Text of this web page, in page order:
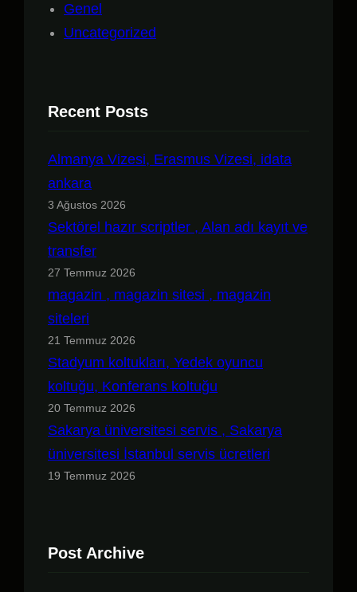
Genel
Uncategorized
Recent Posts
Almanya Vizesi, Erasmus Vizesi, idata
ankara
3 Ağustos 2026
Sektörel hazır scriptler , Alan adı kayıt ve
transfer
27 Temmuz 2026
magazin , magazin sitesi , magazin
siteleri
21 Temmuz 2026
Stadyum koltukları, Yedek oyuncu
koltuğu, Konferans koltuğu
20 Temmuz 2026
Sakarya üniversitesi servis , Sakarya
üniversitesi İstanbul servis ücretleri
19 Temmuz 2026
Post Archive